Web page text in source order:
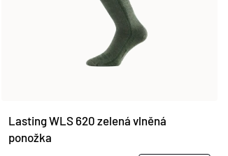
Lasting WLS 620 zelená vlněná
ponožka